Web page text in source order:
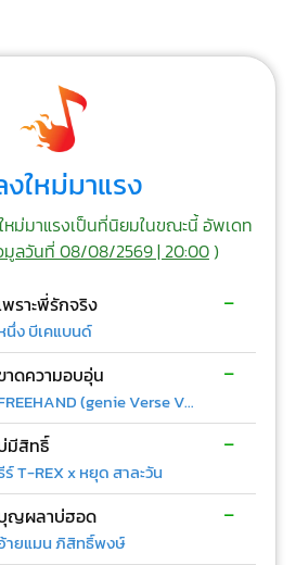
งใหม่มาแรง
ม่มาแรงเป็นที่นิยมในขณะนี้ อัพเดท
มูลวันที่ 08/08/2569 | 20:00)
พราะพี่รักจริง
นึ่ง บีเคแบนด์
-
าดความอบอุ่น
FREEHAND (genie Verse Vol.1)
-
มีสิทธิ์
ร์ T-REX x หยุด สาละวัน
-
ญผลาบ่ฮอด
ายแมน ภิสิทธิ์พงษ์
-